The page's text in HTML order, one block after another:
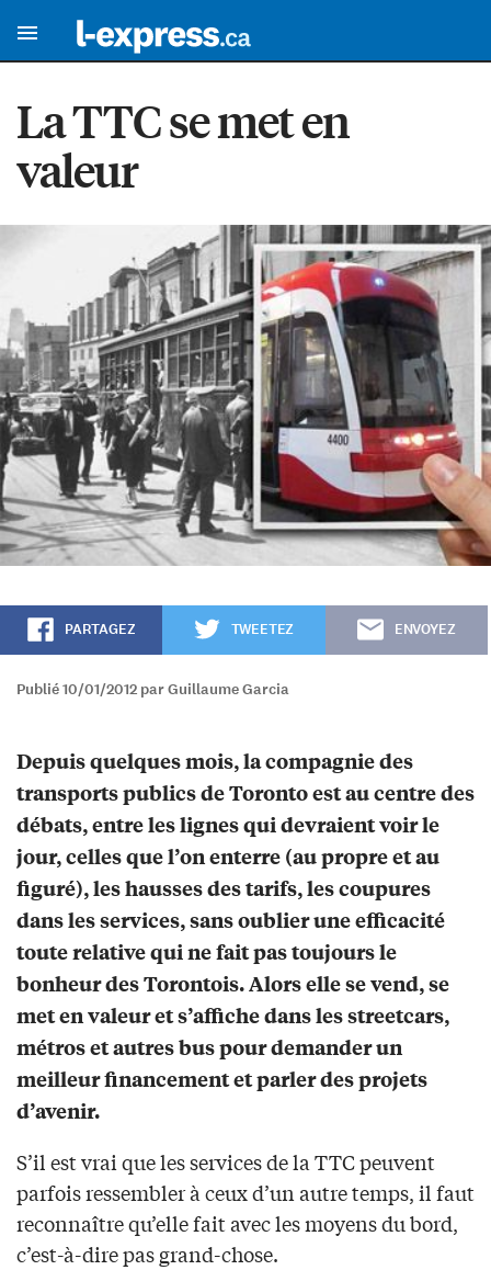
La TTC se met en
valeur
PARTAGEZ TWEETEZ ENVOYEZ
Publié 10/01/2012 par Guillaume Garcia
Depuis quelques mois, la compagnie des
transports publics de Toronto est au centre des
débats, entre les lignes qui devraient voir le
jour, celles que l’on enterre (au propre et au
figuré), les hausses des tarifs, les coupures
dans les services, sans oublier une efficacité
toute relative qui ne fait pas toujours le
bonheur des Torontois. Alors elle se vend, se
met en valeur et s’affiche dans les streetcars,
métros et autres bus pour demander un
meilleur financement et parler des projets
d’avenir.
S’il est vrai que les services de la TTC peuvent
parfois ressembler à ceux d’un autre temps, il faut
reconnaître qu’elle fait avec les moyens du bord,
c’est-à-dire pas grand-chose.